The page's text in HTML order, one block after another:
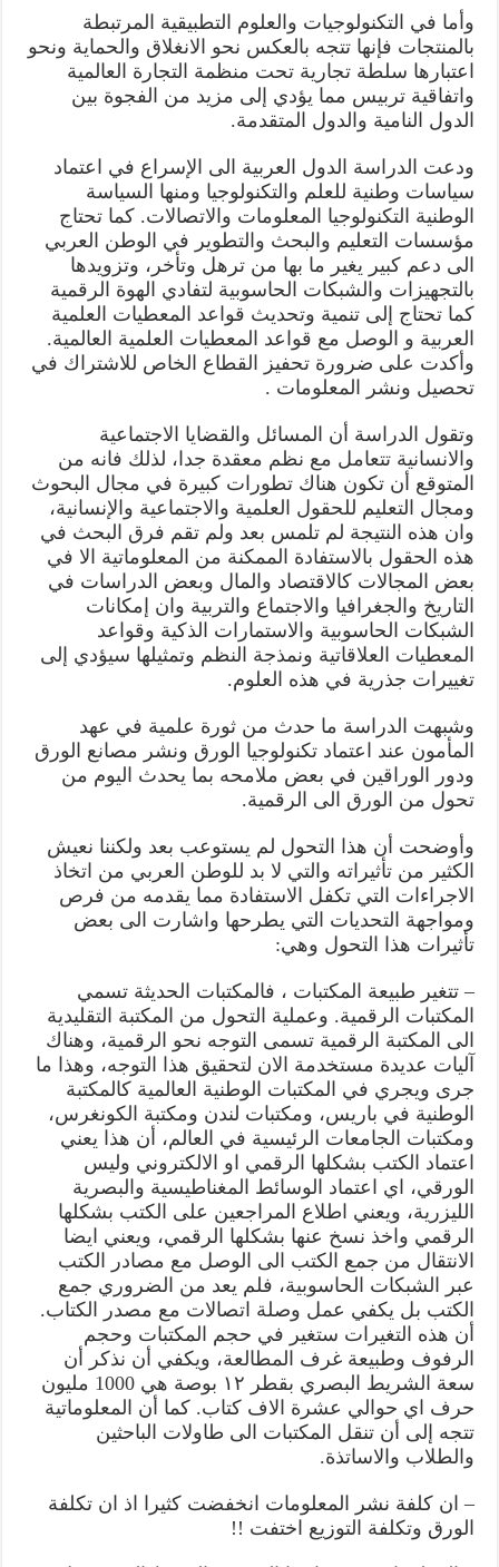
وأما في التكنولوجيات والعلوم التطبيقية المرتبطة
بالمنتجات فإنها تتجه بالعكس نحو الانغلاق والحماية ونحو
اعتبارها سلطة تجارية تحت منظمة التجارة العالمية
واتفاقية تربیس مما يؤدي إلى مزيد من الفجوة بين
الدول النامية والدول المتقدمة.
ودعت الدراسة الدول العربية الى الإسراع في اعتماد
سياسات وطنية للعلم والتكنولوجيا ومنها السياسة
الوطنية التكنولوجيا المعلومات والاتصالات. كما تحتاج
مؤسسات التعليم والبحث والتطوير في الوطن العربي
الى دعم كبير يغير ما بها من ترهل وتأخر، وتزويدها
بالتجهيزات والشبكات الحاسوبية لتفادي الهوة الرقمية
كما تحتاج إلى تنمية وتحديث قواعد المعطيات العلمية
العربية و الوصل مع قواعد المعطيات العلمية العالمية.
وأكدت على ضرورة تحفيز القطاع الخاص للاشتراك في
تحصيل ونشر المعلومات .
وتقول الدراسة أن المسائل والقضايا الاجتماعية
والانسانية تتعامل مع نظم معقدة جدا، لذلك فانه من
المتوقع أن تكون هناك تطورات كبيرة في مجال البحوث
ومجال التعليم للحقول العلمية والاجتماعية والإنسانية،
وان هذه النتيجة لم تلمس بعد ولم تقم فرق البحث في
هذه الحقول بالاستفادة الممكنة من المعلوماتية الا في
بعض المجالات كالاقتصاد والمال وبعض الدراسات في
التاريخ والجغرافيا والاجتماع والتربية وان إمكانات
الشبكات الحاسوبية والاستمارات الذكية وقواعد
المعطيات العلاقاتية ونمذجة النظم وتمثيلها سيؤدي إلى
تغييرات جذرية في هذه العلوم.
وشبهت الدراسة ما حدث من ثورة علمية في عهد
المأمون عند اعتماد تكنولوجيا الورق ونشر مصانع الورق
ودور الوراقين في بعض ملامحه بما يحدث اليوم من
تحول من الورق الى الرقمية.
وأوضحت أن هذا التحول لم يستوعب بعد ولكننا نعيش
الكثير من تأثيراته والتي لا بد للوطن العربي من اتخاذ
الاجراءات التي تكفل الاستفادة مما يقدمه من فرص
ومواجهة التحديات التي يطرحها واشارت الى بعض
تأثيرات هذا التحول وهي:
– تتغير طبيعة المكتبات ، فالمكتبات الحديثة تسمي
المكتبات الرقمية. وعملية التحول من المكتبة التقليدية
الى المكتبة الرقمية تسمى التوجه نحو الرقمية، وهناك
آليات عديدة مستخدمة الان لتحقيق هذا التوجه، وهذا ما
جرى ويجري في المكتبات الوطنية العالمية كالمكتبة
الوطنية في باريس، ومكتبات لندن ومكتبة الكونغرس،
ومكتبات الجامعات الرئيسية في العالم، أن هذا يعني
اعتماد الكتب بشكلها الرقمي او الالكتروني وليس
الورقي، اي اعتماد الوسائط المغناطيسية والبصرية
الليزرية، ويعني اطلاع المراجعين على الكتب بشكلها
الرقمي واخذ نسخ عنها بشكلها الرقمي، ويعني ايضا
الانتقال من جمع الكتب الى الوصل مع مصادر الكتب
عبر الشبكات الحاسوبية، فلم يعد من الضروري جمع
الكتب بل يكفي عمل وصلة اتصالات مع مصدر الكتاب.
أن هذه التغيرات ستغير في حجم المكتبات وحجم
الرفوف وطبيعة غرف المطالعة، ويكفي أن نذكر أن
سعة الشريط البصري بقطر ۱۲ بوصة هي 1000 مليون
حرف اي حوالي عشرة الاف كتاب. كما أن المعلوماتية
تتجه إلى أن تنقل المكتبات الى طاولات الباحثين
والطلاب والاساتذة.
– ان كلفة نشر المعلومات انخفضت كثيرا اذ ان تكلفة
الورق وتكلفة التوزيع اختفت !!